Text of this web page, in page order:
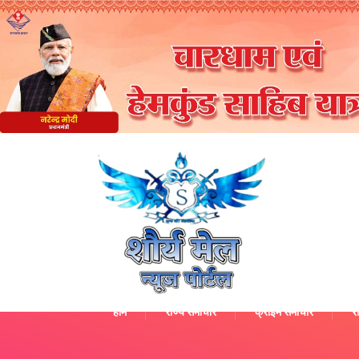
होम राज्य समाचार क्राइम समाचार